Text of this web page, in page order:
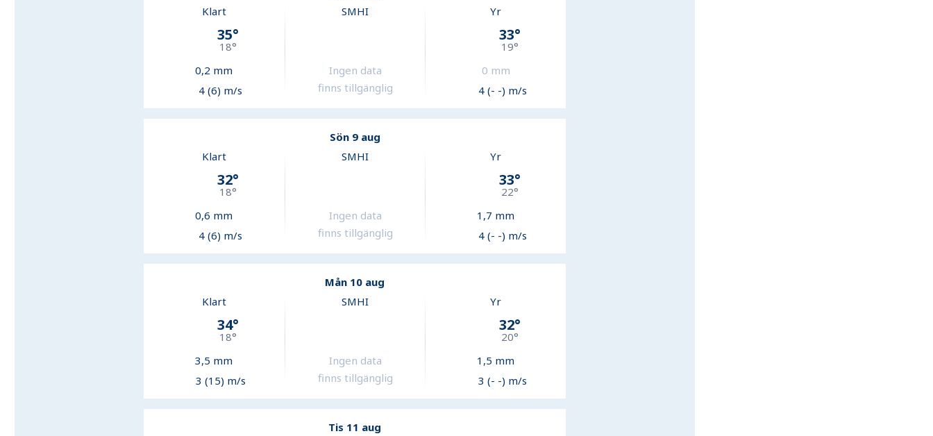
Klart
35°
18°
0,2 mm
4 (6) m/s
SMHI
Ingen data
finns tillgänglig
Yr
33°
19°
0 mm
4 (- -) m/s
Sön 9 aug
Klart
32°
18°
0,6 mm
4 (6) m/s
SMHI
Ingen data
finns tillgänglig
Yr
33°
22°
1,7 mm
4 (- -) m/s
Mån 10 aug
Klart
34°
18°
3,5 mm
3 (15) m/s
SMHI
Ingen data
finns tillgänglig
Yr
32°
20°
1,5 mm
3 (- -) m/s
Tis 11 aug